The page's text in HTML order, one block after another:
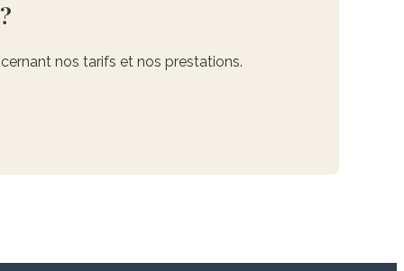
nos tarifs et nos prestations.